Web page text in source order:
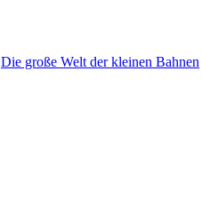
Die große Welt der kleinen Bahnen